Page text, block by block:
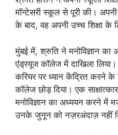
मॉन्टेसरी स्कूल से पूरी की।
के बाद, वह अपनी उच्च शिक्षा के
मुंबई में, श्रुति ने मनोविज्ञान
एंड्रयूज कॉलेज में दाखिला
करियर पर ध्यान केंद्रित करने के
कॉलेज छोड़ दिया। एक
मनोविज्ञान का अध्ययन करने में
उनके जुनून को नज़रअंदाज़ नहीं